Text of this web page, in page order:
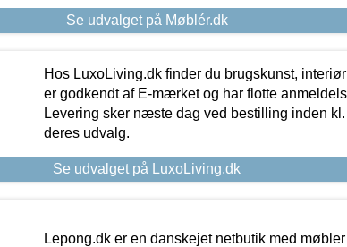
Se udvalget på Møblér.dk
Hos LuxoLiving.dk finder du brugskunst,
er godkendt af E-mærket og har flotte
Levering sker næste dag ved bestilling inden
deres udvalg.
Se udvalget på LuxoLiving.dk
Lepong.dk er en danskejet netbutik med